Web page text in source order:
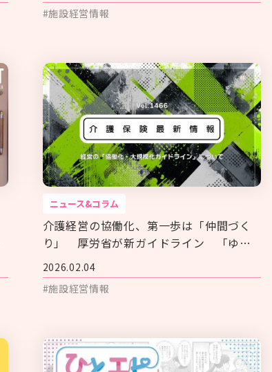
#施設経営情報
ニュース&コラム
介護経営の協働化、第一歩は「仲間づく
り」 厚労省が新ガイドライン 「ゆる
やかな連携」が拓く安定化の突破口
2026.02.04
#施設経営情報